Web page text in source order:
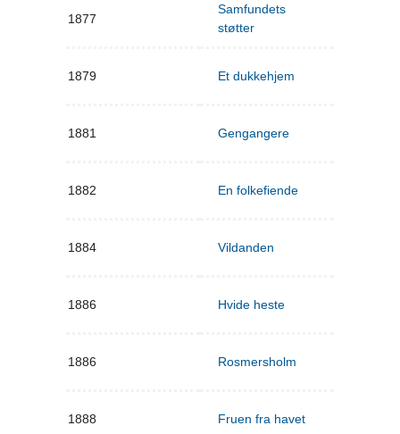
1877
Samfundets
støtter
1879 Et dukkehjem
1881 Gengangere
1882 En folkefiende
1884 Vildanden
1886 Hvide heste
1886 Rosmersholm
1888 Fruen fra havet